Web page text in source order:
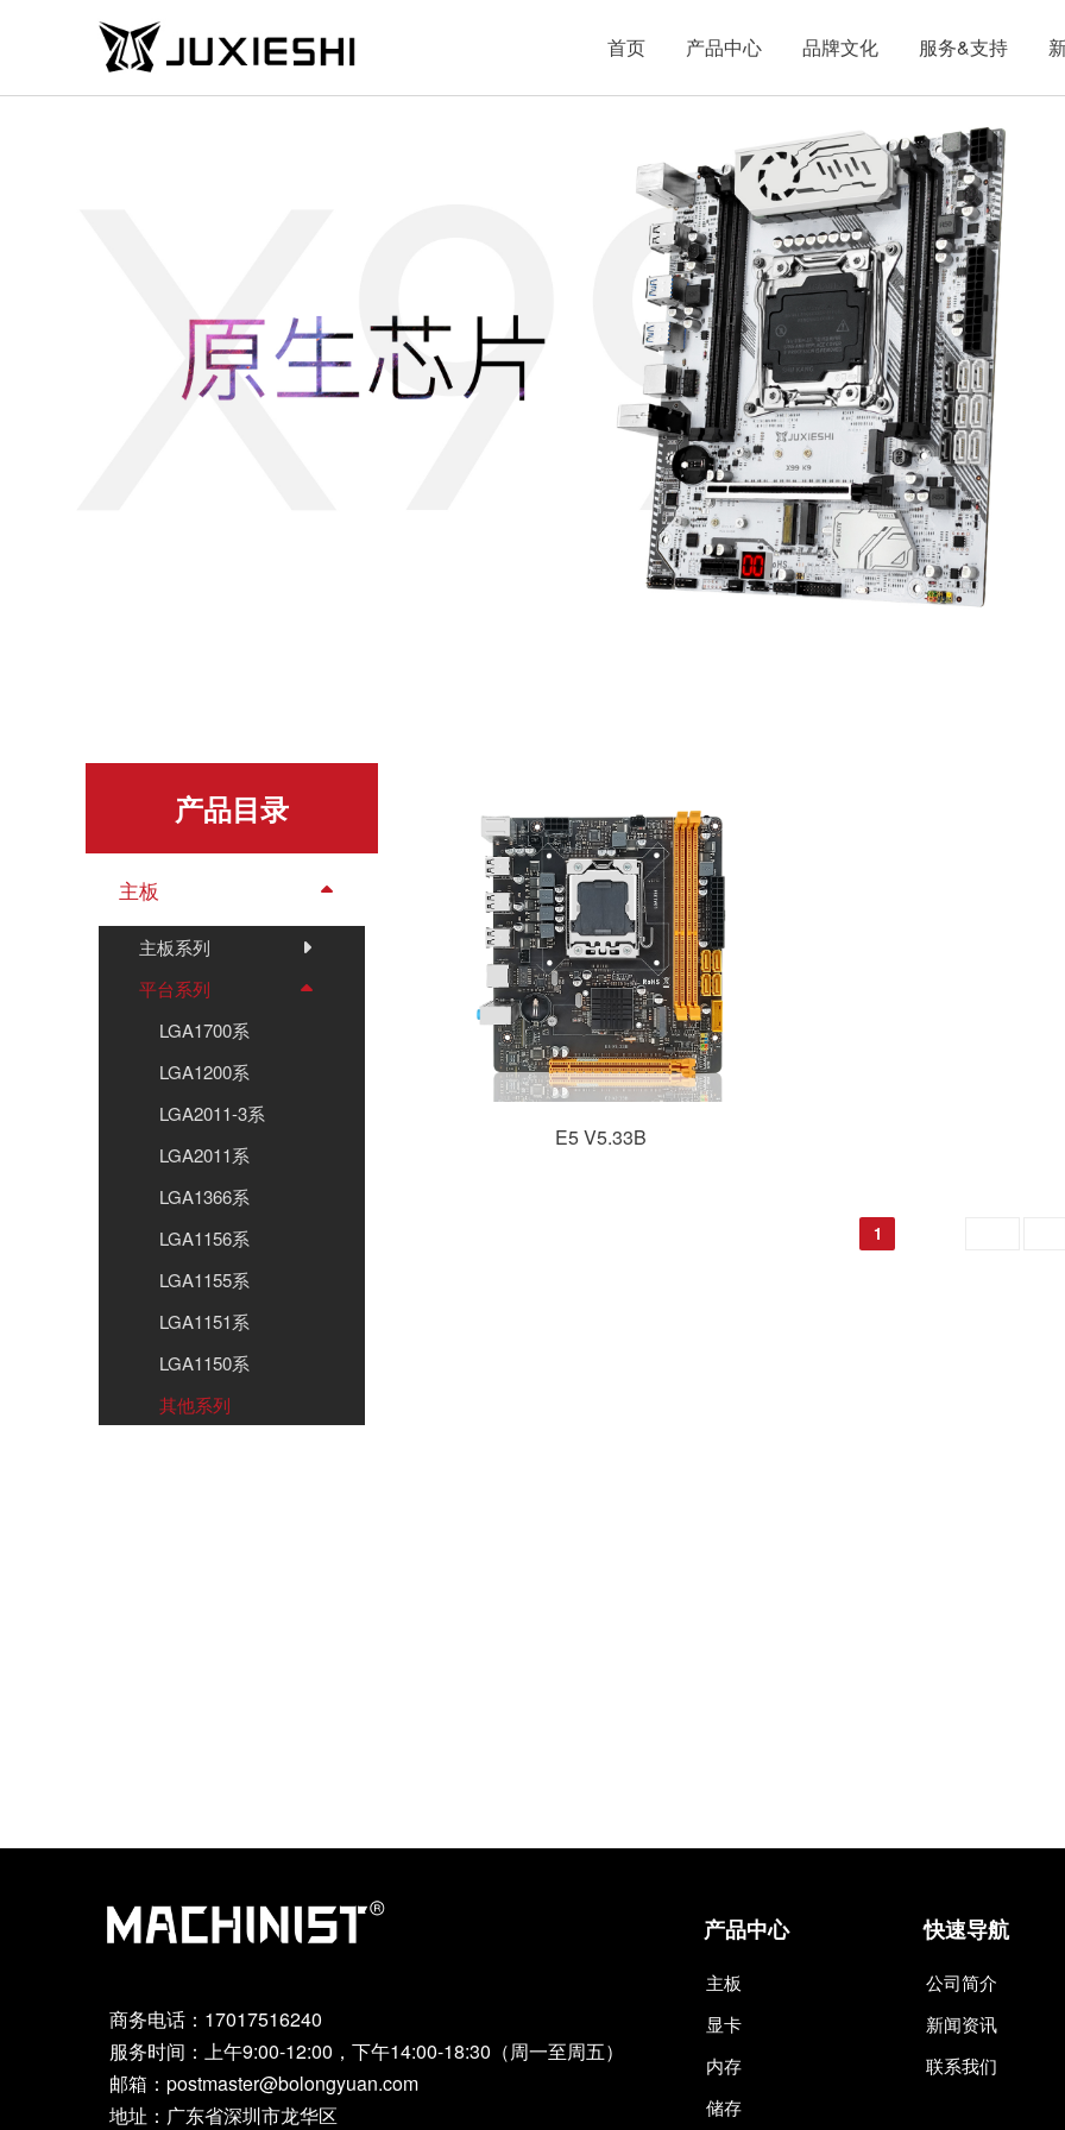
首页 产品中心 品牌文化 服务&支持
产品目录
主板
主板系列
平台系列
LGA1700系
LGA1200系
LGA2011-3系
LGA2011系
LGA1366系
LGA1156系
LGA1155系
LGA1151系
LGA1150系
其他系列
E5 V5.33B
1
商务电话： 17017516240
服务时间：上午9:00-12:00，下午14:00-18:30（周一至周五）
邮箱：postmaster@bolongyuan.com
地址：广东省深圳市龙华区
产品中心
主板
显卡
内存
储存
快速导航
公司简介
新闻资讯
联系我们